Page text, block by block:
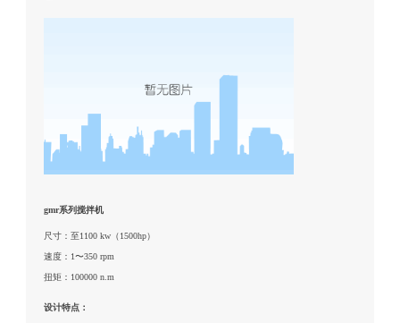
gmr系列搅拌机
尺寸：至1100 kw（1500hp）
速度：1〜350 rpm
扭矩：100000 n.m
设计特点：